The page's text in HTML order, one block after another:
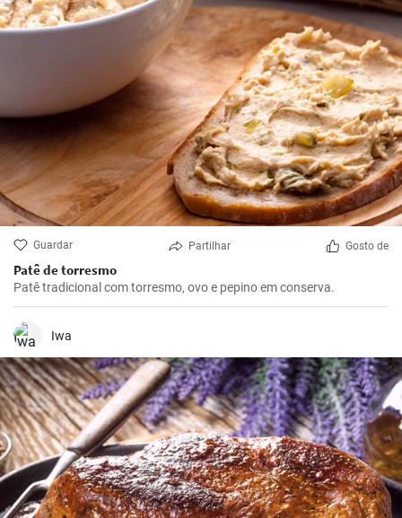
Guardar Partilhar Gosto de
Patê de torresmo
Patê tradicional com torresmo, ovo e pepino em conserva.
Iwa